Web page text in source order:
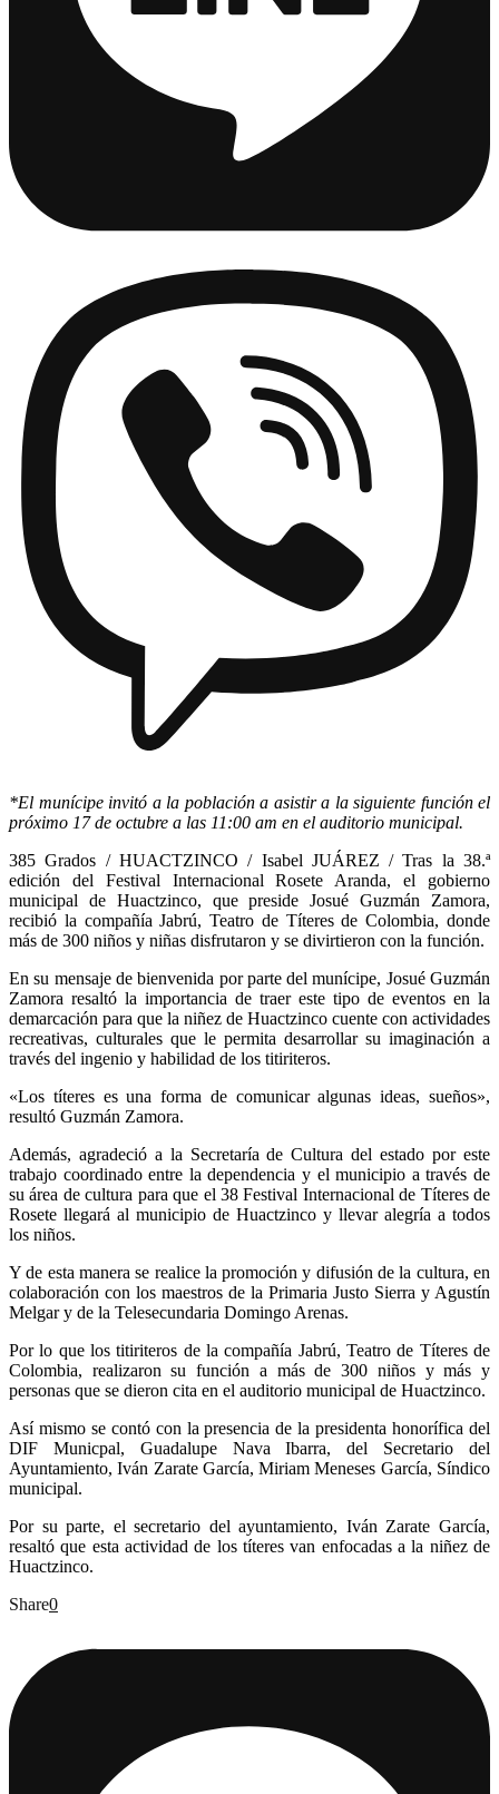
*El munícipe invitó a la población a asistir a la siguiente función el
próximo 17 de octubre a las 11:00 am en el auditorio municipal.
385 Grados / HUACTZINCO / Isabel JUÁREZ / Tras la 38.ª
edición del Festival Internacional Rosete Aranda, el gobierno
municipal de Huactzinco, que preside Josué Guzmán Zamora,
recibió la compañía Jabrú, Teatro de Títeres de Colombia, donde
más de 300 niños y niñas disfrutaron y se divirtieron con la función.
En su mensaje de bienvenida por parte del munícipe, Josué Guzmán
Zamora resaltó la importancia de traer este tipo de eventos en la
demarcación para que la niñez de Huactzinco cuente con actividades
recreativas, culturales que le permita desarrollar su imaginación a
través del ingenio y habilidad de los titiriteros.
«Los títeres es una forma de comunicar algunas ideas, sueños»,
resultó Guzmán Zamora.
Además, agradeció a la Secretaría de Cultura del estado por este
trabajo coordinado entre la dependencia y el municipio a través de
su área de cultura para que el 38 Festival Internacional de Títeres de
Rosete llegará al municipio de Huactzinco y llevar alegría a todos
los niños.
Y de esta manera se realice la promoción y difusión de la cultura, en
colaboración con los maestros de la Primaria Justo Sierra y Agustín
Melgar y de la Telesecundaria Domingo Arenas.
Por lo que los titiriteros de la compañía Jabrú, Teatro de Títeres de
Colombia, realizaron su función a más de 300 niños y más y
personas que se dieron cita en el auditorio municipal de Huactzinco.
Así mismo se contó con la presencia de la presidenta honorífica del
DIF Municpal, Guadalupe Nava Ibarra, del Secretario del
Ayuntamiento, Iván Zarate García, Miriam Meneses García, Síndico
municipal.
Por su parte, el secretario del ayuntamiento, Iván Zarate García,
resaltó que esta actividad de los títeres van enfocadas a la niñez de
Huactzinco.
Share0